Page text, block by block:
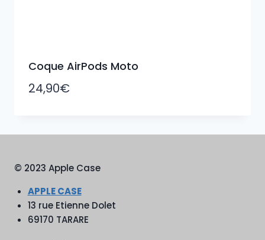
Coque AirPods Moto
24,90€
© 2023 Apple Case
APPLE CASE
13 rue Etienne Dolet
69170 TARARE